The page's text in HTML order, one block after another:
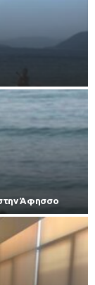
στην Άφησσο